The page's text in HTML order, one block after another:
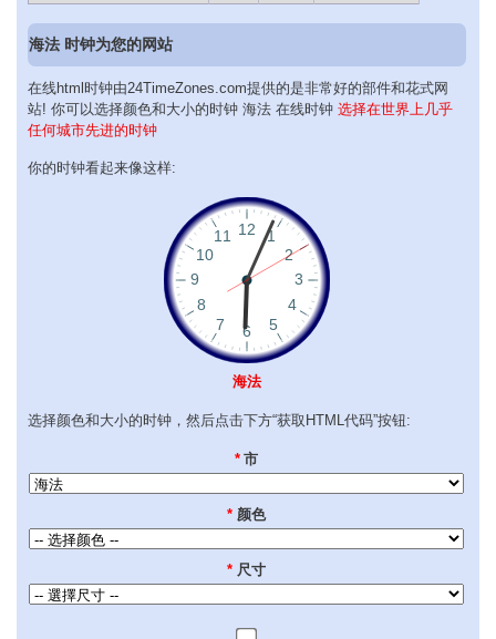
海法 时钟为您的网站
在线html时钟由24TimeZones.com提供的是非常好的部件和花式网
站! 你可以选择颜色和大小的时钟 海法 在线时钟 选择在世界上几乎
任何城市先进的时钟
你的时钟看起来像这样:
海法
选择颜色和大小的时钟，然后点击下方“获取HTML代码”按钮:
* 市
* 颜色
* 尺寸